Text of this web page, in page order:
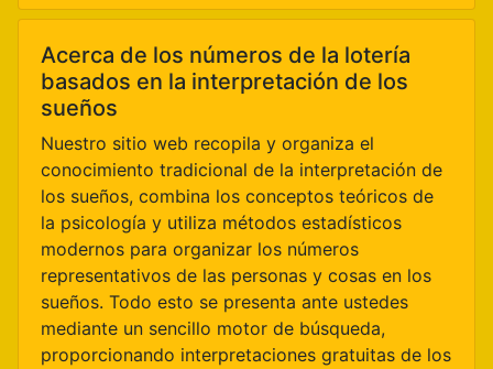
Acerca de los números de la lotería
basados en la interpretación de los
sueños
Nuestro sitio web recopila y organiza el
conocimiento tradicional de la interpretación de
los sueños, combina los conceptos teóricos de
la psicología y utiliza métodos estadísticos
modernos para organizar los números
representativos de las personas y cosas en los
sueños. Todo esto se presenta ante ustedes
mediante un sencillo motor de búsqueda,
proporcionando interpretaciones gratuitas de los